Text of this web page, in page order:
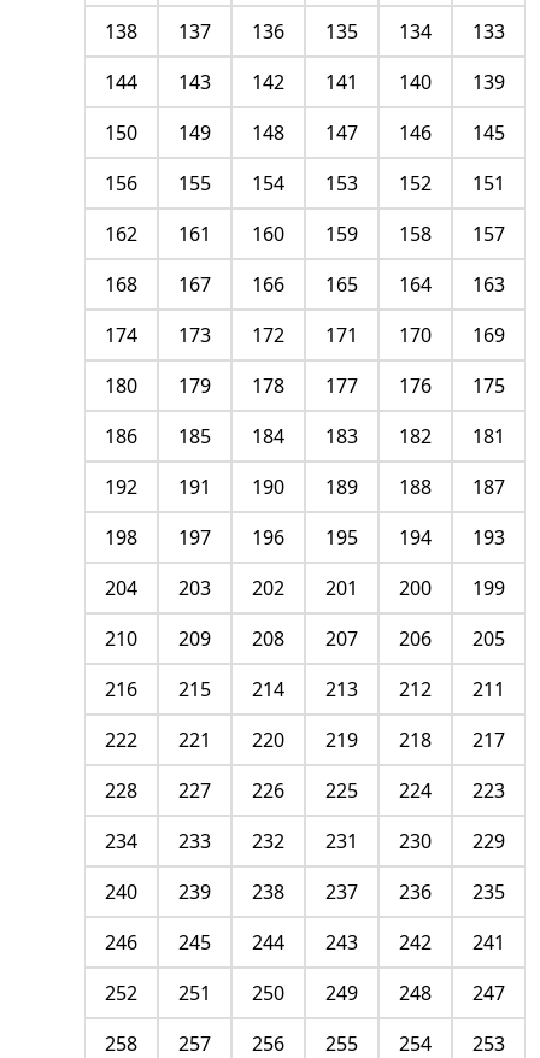
133
134
135
136
137
138
139
140
141
142
143
144
145
146
147
148
149
150
151
152
153
154
155
156
157
158
159
160
161
162
163
164
165
166
167
168
169
170
171
172
173
174
175
176
177
178
179
180
181
182
183
184
185
186
187
188
189
190
191
192
193
194
195
196
197
198
199
200
201
202
203
204
205
206
207
208
209
210
211
212
213
214
215
216
217
218
219
220
221
222
223
224
225
226
227
228
229
230
231
232
233
234
235
236
237
238
239
240
241
242
243
244
245
246
247
248
249
250
251
252
253
254
255
256
257
258